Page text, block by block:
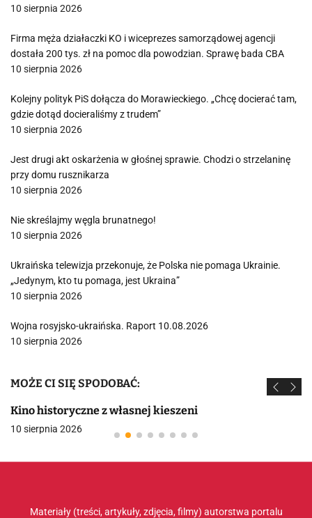
10 sierpnia 2026
Firma męża działaczki KO i wiceprezes samorządowej agencji
dostała 200 tys. zł na pomoc dla powodzian. Sprawę bada CBA
10 sierpnia 2026
Kolejny polityk PiS dołącza do Morawieckiego. „Chcę docierać tam,
gdzie dotąd docieraliśmy z trudem”
10 sierpnia 2026
Jest drugi akt oskarżenia w głośnej sprawie. Chodzi o strzelaninę
przy domu rusznikarza
10 sierpnia 2026
Nie skreślajmy węgla brunatnego!
10 sierpnia 2026
Ukraińska telewizja przekonuje, że Polska nie pomaga Ukrainie.
„Jedynym, kto tu pomaga, jest Ukraina”
10 sierpnia 2026
Wojna rosyjsko-ukraińska. Raport 10.08.2026
10 sierpnia 2026
MOŻE CI SIĘ SPODOBAĆ:
Kino historyczne z własnej kieszeni
10 sierpnia 2026
Materiały (treści, artykuły, zdjęcia, filmy) autorstwa portalu